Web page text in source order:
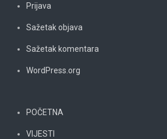
Prijava
Sažetak objava
Sažetak komentara
WordPress.org
POČETNA
VIJESTI